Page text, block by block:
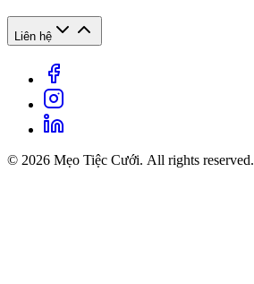
Liên hệ
© 2026 Mẹo Tiệc Cưới. All rights reserved.